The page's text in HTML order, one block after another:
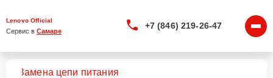
Lenovo Official
Сервис в Самаре
+7 (846) 219-26-47
Замена цепи питания